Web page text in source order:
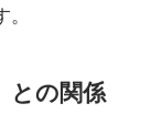
との関係